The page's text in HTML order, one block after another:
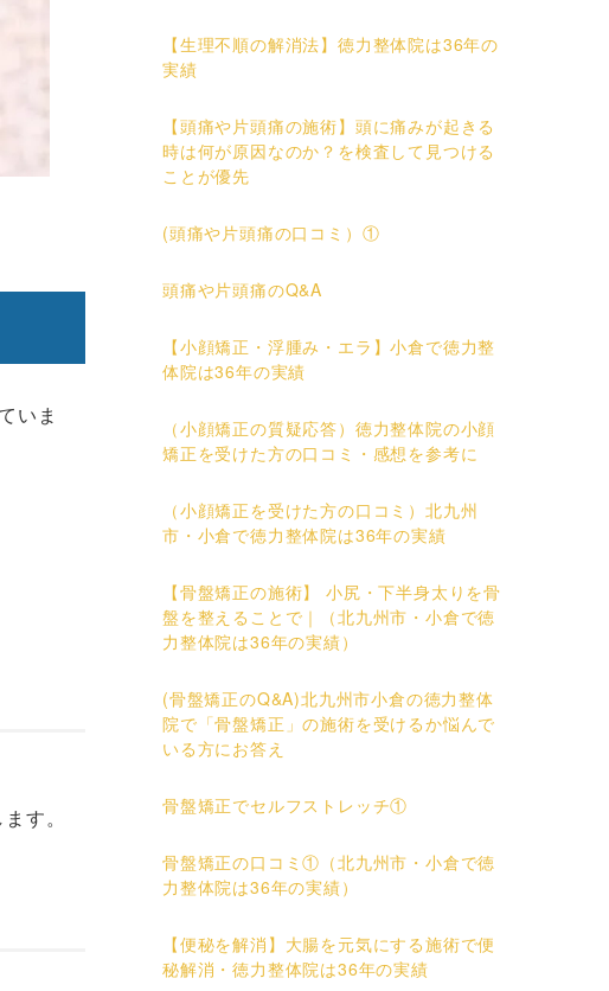
いま
す。
【生理不順の解消法】徳力整体院は36年の
実績
【頭痛や片頭痛の施術】頭に痛みが起きる
時は何が原因なのか？を検査して見つける
ことが優先
(頭痛や片頭痛の口コミ）①
頭痛や片頭痛のQ&A
【小顔矯正・浮腫み・エラ】小倉で徳力整
体院は36年の実績
（小顔矯正の質疑応答）徳力整体院の小顔
矯正を受けた方の口コミ・感想を参考に
（小顔矯正を受けた方の口コミ）北九州
市・小倉で徳力整体院は36年の実績
【骨盤矯正の施術】 小尻・下半身太りを骨
盤を整えることで｜（北九州市・小倉で徳
力整体院は36年の実績）
(骨盤矯正のQ&A)北九州市小倉の徳力整体
院で「骨盤矯正」の施術を受けるか悩んで
いる方にお答え
骨盤矯正でセルフストレッチ①
骨盤矯正の口コミ①（北九州市・小倉で徳
力整体院は36年の実績）
【便秘を解消】大腸を元気にする施術で便
秘解消・徳力整体院は36年の実績